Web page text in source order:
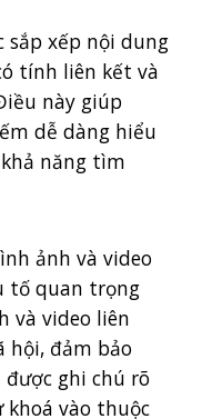
sắp xếp nội dung
tính liên kết và
này giúp
dễ dàng hiểu
năng tìm
ảnh và video
tố quan trọng
và video liên
hội, đảm bảo
ghi chú rõ
vào thuộc